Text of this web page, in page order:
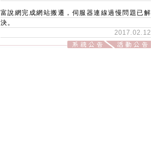
富說網完成網站搬遷，伺服器連線過慢問題已解
決。
2017.02.12